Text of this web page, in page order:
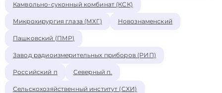
Камвольно-суконный комбинат (КСК)
Микрохирургия глаза (МХГ) Новознаменский
Пашковский (ПМР)
Завод радиоизмерительных приборов (РИП)
Российский п Северный п.
Сельскохозяйственный институт (СХИ)